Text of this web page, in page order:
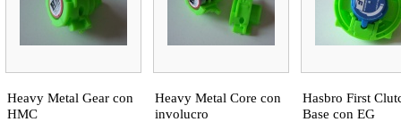
Heavy Metal Gear con
HMC
Heavy Metal Core con
involucro
Hasbro First
Base con EG